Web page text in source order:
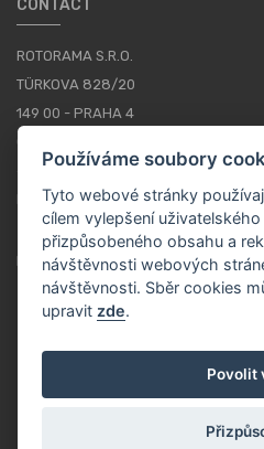
CONTACT
ROTORAMA S.R.O.
TÜRKOVA 828/20
149 00 - PRAHA 4
+420 252 252 098
PROVOZNÍ DOBA: PONDĚLÍ - PÁTEK,
KONTAKTY
Používáme soubory
Tyto webové stránky
cílem vylepšení
přizpůsobeného obsahu a
návštěvnosti webových
návštěvnosti. Sběr cookies
upravit zde.
Povolit